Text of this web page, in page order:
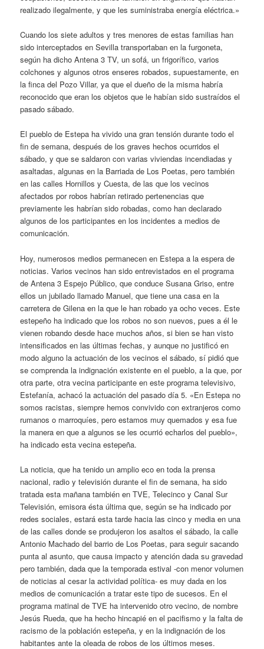
realizado ilegalmente, y que les suministraba energía eléctrica.»
Cuando los siete adultos y tres menores de estas familias han
sido interceptados en Sevilla transportaban en la furgoneta,
según ha dicho Antena 3 TV, un sofá, un frigorífico, varios
colchones y algunos otros enseres robados, supuestamente, en
la finca del Pozo Villar, ya que el dueño de la misma habría
reconocido que eran los objetos que le habían sido sustraídos el
pasado sábado.
El pueblo de Estepa ha vivido una gran tensión durante todo el
fin de semana, después de los graves hechos ocurridos el
sábado, y que se saldaron con varias viviendas incendiadas y
asaltadas, algunas en la Barriada de Los Poetas, pero también
en las calles Hornillos y Cuesta, de las que los vecinos
afectados por robos habrían retirado pertenencias que
previamente les habrían sido robadas, como han declarado
algunos de los participantes en los incidentes a medios de
comunicación.
Hoy, numerosos medios permanecen en Estepa a la espera de
noticias. Varios vecinos han sido entrevistados en el programa
de Antena 3 Espejo Público, que conduce Susana Griso, entre
ellos un jubilado llamado Manuel, que tiene una casa en la
carretera de Gilena en la que le han robado ya ocho veces. Este
estepeño ha indicado que los robos no son nuevos, pues a él le
vienen robando desde hace muchos años, si bien se han visto
intensificados en las últimas fechas, y aunque no justificó en
modo alguno la actuación de los vecinos el sábado, sí pidió que
se comprenda la indignación existente en el pueblo, a la que, por
otra parte, otra vecina participante en este programa televisivo,
Estefanía, achacó la actuación del pasado día 5. «En Estepa no
somos racistas, siempre hemos convivido con extranjeros como
rumanos o marroquíes, pero estamos muy quemados y esa fue
la manera en que a algunos se les ocurrió echarlos del pueblo»,
ha indicado esta vecina estepeña.
La noticia, que ha tenido un amplio eco en toda la prensa
nacional, radio y televisión durante el fin de semana, ha sido
tratada esta mañana también en TVE, Telecinco y Canal Sur
Televisión, emisora ésta última que, según se ha indicado por
redes sociales, estará esta tarde hacia las cinco y media en una
de las calles donde se produjeron los asaltos el sábado, la calle
Antonio Machado del barrio de Los Poetas, para seguir sacando
punta al asunto, que causa impacto y atención dada su gravedad
pero también, dada que la temporada estival -con menor volumen
de noticias al cesar la actividad política- es muy dada en los
medios de comunicación a tratar este tipo de sucesos. En el
programa matinal de TVE ha intervenido otro vecino, de nombre
Jesús Rueda, que ha hecho hincapié en el pacifismo y la falta de
racismo de la población estepeña, y en la indignación de los
habitantes ante la oleada de robos de los últimos meses.